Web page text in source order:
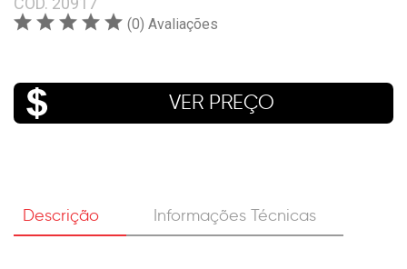
(0) Avaliações
VER PREÇO
Descrição Informações Técnicas